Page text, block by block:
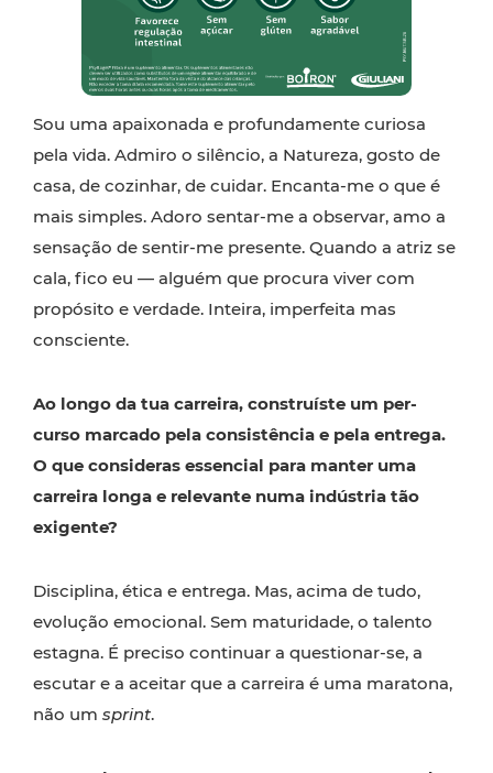
Sou uma apaixonada e profundamente curiosa
pela vida. Admiro o silêncio, a Natureza, gosto de
casa, de cozinhar, de cuidar. Encanta-me o que é
mais simples. Adoro sentar-me a observar, amo a
sensação de sentir-me presente. Quando a atriz se
cala, fico eu — alguém que procura viver com
propósito e verdade. Inteira, imperfeita mas
consciente.
Ao longo da tua carreira, construíste um per-
curso marcado pela consistência e pela entrega.
O que consideras essencial para manter uma
carreira longa e relevante numa indústria tão
exigente?
Disciplina, ética e entrega. Mas, acima de tudo,
evolução emocional. Sem maturidade, o talento
estagna. É preciso continuar a questionar-se, a
escutar e a aceitar que a carreira é uma maratona,
não um sprint.